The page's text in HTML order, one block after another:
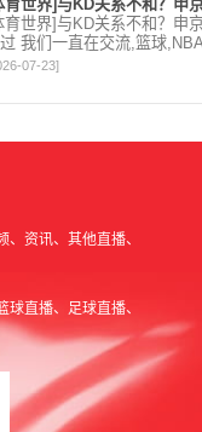
育世界]与KD关系不和？申
我们一直在交流,篮球
收藏本站，24小时为你更
讯。
07-23]
资讯 其他直播
球直播 足球直播